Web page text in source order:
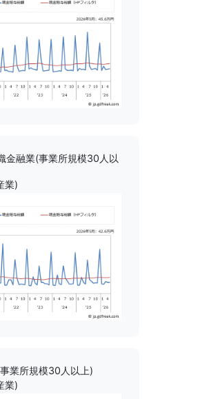
金融業(事業所規模30人以
業)
業所規模30人以上)
業)